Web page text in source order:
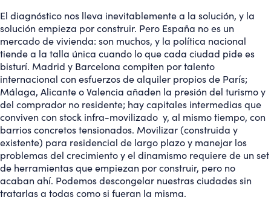
El diagnóstico nos lleva inevitablemente a la solución, y la
solución empieza por construir. Pero España no es un
mercado de vivienda: son muchos, y la política nacional
tiende a la talla única cuando lo que cada ciudad pide es
bisturí. Madrid y Barcelona compiten por talento
internacional con esfuerzos de alquiler propios de París;
Málaga, Alicante o Valencia añaden la presión del turismo y
del comprador no residente; hay capitales intermedias que
conviven con stock infra-movilizado y, al mismo tiempo, con
barrios concretos tensionados. Movilizar (construida y
existente) para residencial de largo plazo y manejar los
problemas del crecimiento y el dinamismo requiere de un set
de herramientas que empiezan por construir, pero no
acaban ahí. Podemos descongelar nuestras ciudades sin
tratarlas a todas como si fueran la misma.